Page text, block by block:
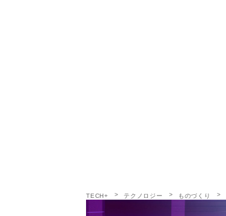
TECH+ テクノロジー ものづくり